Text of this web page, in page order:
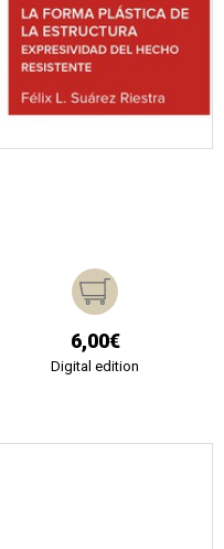
6,00€
Digital edition